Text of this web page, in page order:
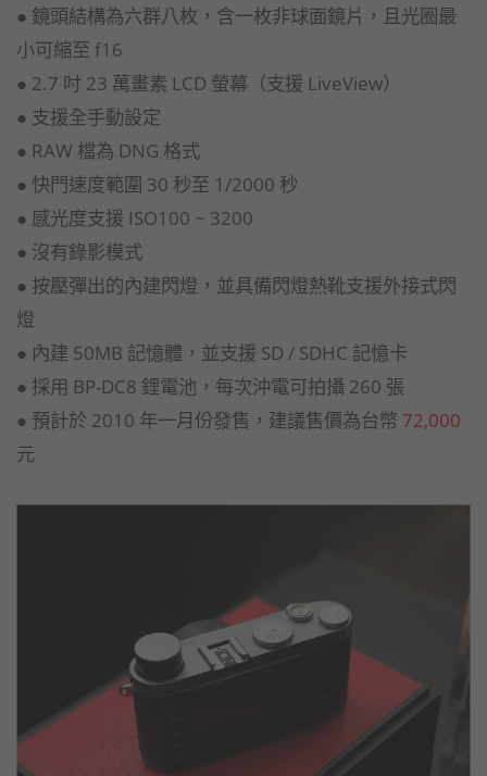
● 鏡頭結構為六群八枚，含一枚非球面鏡片，且光圈最
小可縮至 f16
● 2.7 吋 23 萬畫素 LCD 螢幕（支援 LiveView）
● 支援全手動設定
● RAW 檔為 DNG 格式
● 快門速度範圍 30 秒至 1/2000 秒
● 感光度支援 ISO100 ~ 3200
● 沒有錄影模式
● 按壓彈出的內建閃燈，並具備閃燈熱靴支援外接式閃
燈
● 內建 50MB 記憶體，並支援 SD / SDHC 記憶卡
● 採用 BP-DC8 鋰電池，每次沖電可拍攝 260 張
● 預計於 2010 年一月份發售，建議售價為台幣 72,000
元